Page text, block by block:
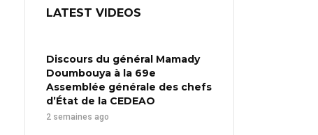
LATEST VIDEOS
Discours du général Mamady
Doumbouya à la 69e
Assemblée générale des chefs
d’État de la CEDEAO
2 semaines ago